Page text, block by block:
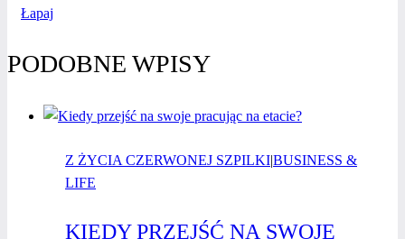
Łapaj
PODOBNE WPISY
Z ŻYCIA CZERWONEJ SZPILKI|BUSINESS &
LIFE
KIEDY PRZEJŚĆ NA SWOJE